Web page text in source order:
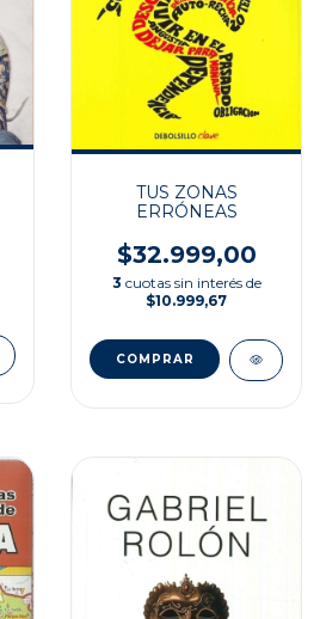
TUS ZONAS
ERRÓNEAS
$32.999,00
3 cuotas sin interés de
$10.999,67